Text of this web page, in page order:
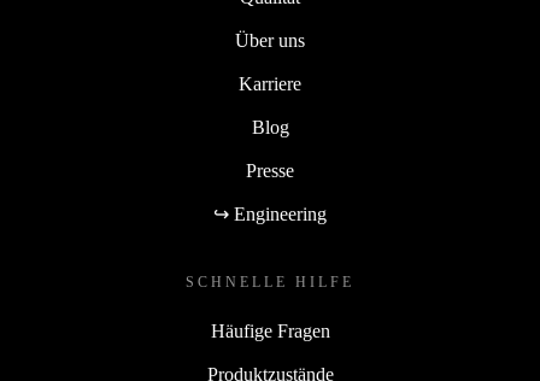
Über uns
Karriere
Blog
Presse
↪ Engineering
SCHNELLE HILFE
Häufige Fragen
Produktzustände